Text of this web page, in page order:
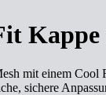
mit einem
sichere